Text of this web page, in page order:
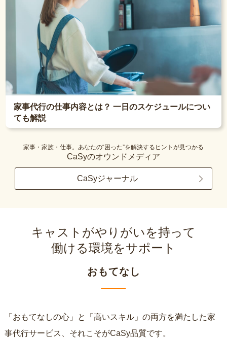
家事代行の仕事内容とは？ 一日のスケジュールについ
ても解説
家事・家族・仕事。あなたの“困った”を解決するヒントが見つかる
CaSyのオウンドメディア
CaSyジャーナル
キャストがやりがいを持って
働ける環境をサポート
おもてなし
「おもてなしの心」と「高いスキル」の両方を満たした家
事代行サービス、それこそがCaSy品質です。